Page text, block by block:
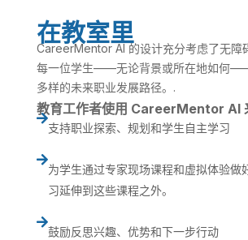
在教室里
CareerMentor AI 的设计充分考虑了无障
每一位学生——无论背景或所在地如何
多样的未来职业发展路径。.
教育工作者使用 CareerMentor AI

支持职业探索、规划和学生自主学习

为学生通过专家现场课程和虚拟体验做
习延伸到这些课程之外。

鼓励反思兴趣、优势和下一步行动